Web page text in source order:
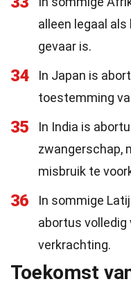
alleen legaal
gevaar is.
34
In Japan is
toestemming
35
In India is
zwangerschap,
misbruik te
36
In sommige
abortus volledig
verkrachting.
Toekomst